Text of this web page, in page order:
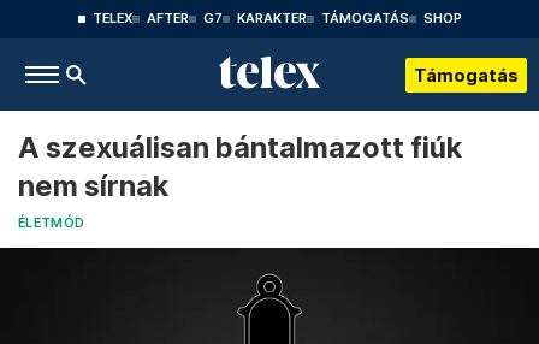
TELEX AFTER G7 KARAKTER TÁMOGATÁS SHOP
Támogatás
A szexuálisan bántalmazott fiúk
nem sírnak
ÉLETMÓD